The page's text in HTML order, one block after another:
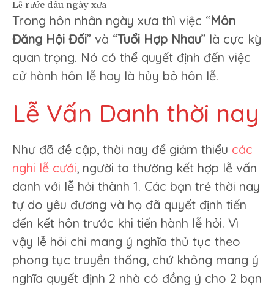
Lễ rước dâu ngày xưa
Trong hôn nhân ngày xưa thì việc “Môn
Đăng Hội Đối” và “Tuổi Hợp Nhau” là cực kỳ
quan trọng. Nó có thể quyết định đến việc
cử hành hôn lễ hay là hủy bỏ hôn lễ.
Lễ Vấn Danh thời nay
Như đã đề cập, thời nay để giảm thiểu các
nghi lễ cưới, người ta thường kết hợp lễ vấn
danh với lễ hỏi thành 1. Các bạn trẻ thời nay
tự do yêu đương và họ đã quyết định tiến
đến kết hôn trước khi tiến hành lễ hỏi. Vì
vậy lễ hỏi chỉ mang ý nghĩa thủ tục theo
phong tục truyền thống, chứ không mang ý
nghĩa quyết định 2 nhà có đồng ý cho 2 bạn